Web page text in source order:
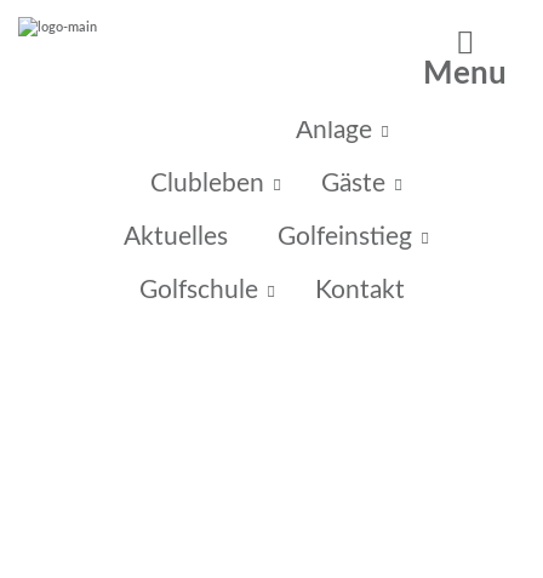
Anlage
Clubleben Gäste
Aktuelles Golfeinstieg
Golfschule Kontakt
Menu